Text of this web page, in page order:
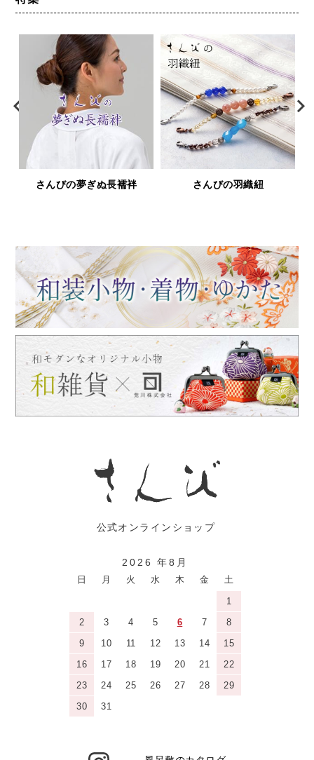
鹿革と漆の財布＆小物「印傳
浅草文庫
2026 年8月
日 月 火 水 木 金 土
1
2
3 4 5 6 7
8
9
10 11 12 13 14
15
16
17 18 19 20 21
22
23
24 25 26 27 28
29
30
31